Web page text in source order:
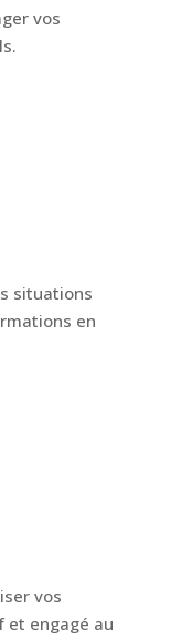
vos
situations
en
vos
et engagé au